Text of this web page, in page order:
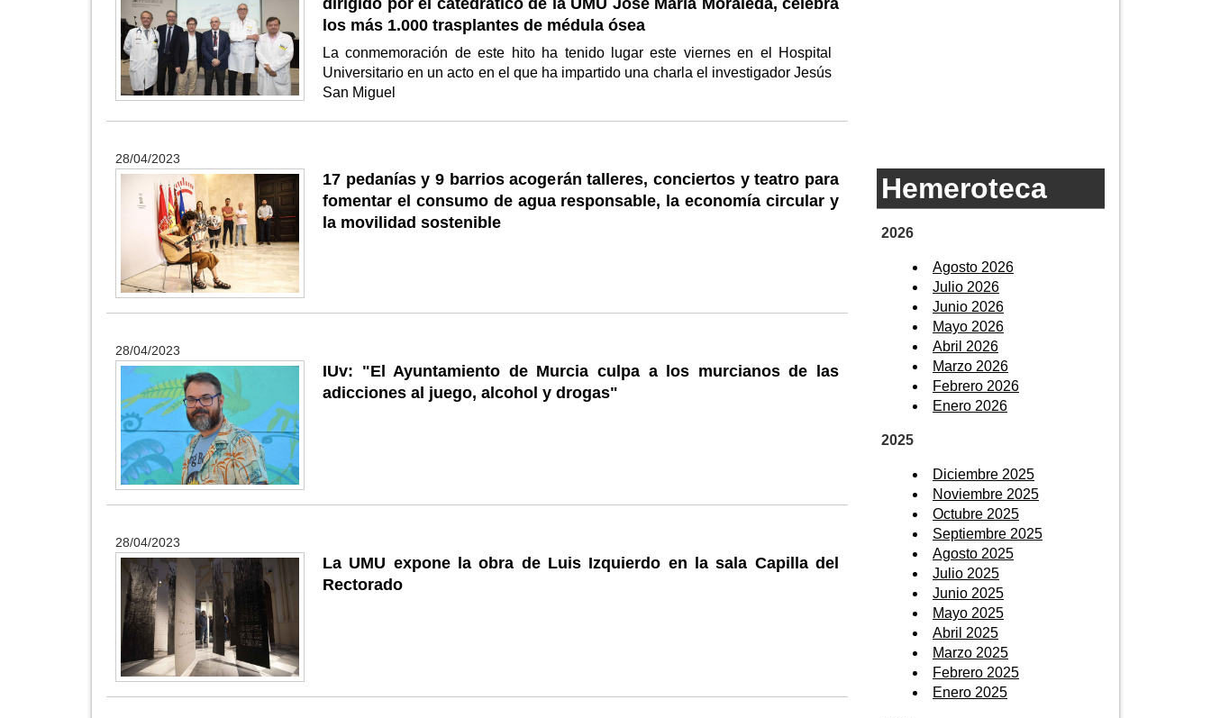
los más 1.000 trasplantes de médula ósea
La conmemoración de este hito ha tenido lugar este viernes en el Hospital
Universitario en un acto en el que ha impartido una charla el investigador Jesús
San Miguel
28/04/2023
17 pedanías y 9 barrios acogerán talleres, conciertos y teatro para
fomentar el consumo de agua responsable, la economía circular y
la movilidad sostenible
28/04/2023
IUv: "El Ayuntamiento de Murcia culpa a los murcianos de las
adicciones al juego, alcohol y drogas"
28/04/2023
La UMU expone la obra de Luis Izquierdo en la sala Capilla del
Rectorado
Hemeroteca
2026
Agosto 2026
Julio 2026
Junio 2026
Mayo 2026
Abril 2026
Marzo 2026
Febrero 2026
Enero 2026
2025
Diciembre 2025
Noviembre 2025
Octubre 2025
Septiembre 2025
Agosto 2025
Julio 2025
Junio 2025
Mayo 2025
Abril 2025
Marzo 2025
Febrero 2025
Enero 2025